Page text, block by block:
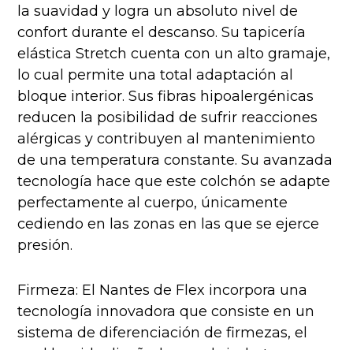
la suavidad y logra un absoluto nivel de
confort durante el descanso. Su tapicería
elástica Stretch cuenta con un alto gramaje,
lo cual permite una total adaptación al
bloque interior. Sus fibras hipoalergénicas
reducen la posibilidad de sufrir reacciones
alérgicas y contribuyen al mantenimiento
de una temperatura constante. Su avanzada
tecnología hace que este colchón se adapte
perfectamente al cuerpo, únicamente
cediendo en las zonas en las que se ejerce
presión.
Firmeza: El Nantes de Flex incorpora una
tecnología innovadora que consiste en un
sistema de diferenciación de firmezas, el